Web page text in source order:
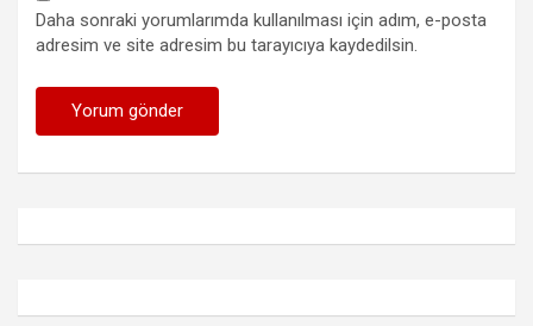
Daha sonraki yorumlarımda kullanılması için adım, e-posta
adresim ve site adresim bu tarayıcıya kaydedilsin.